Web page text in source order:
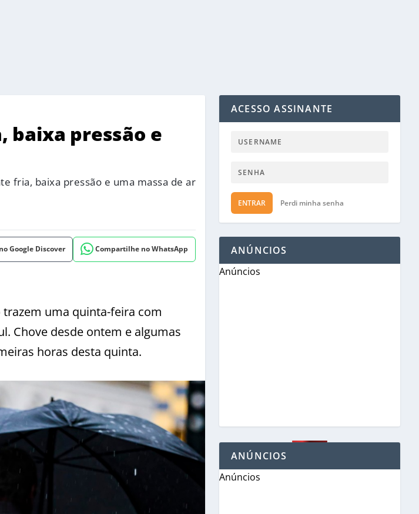
baixa pressão e
fria, baixa pressão e uma massa de ar
Google Discover Compartilhe no WhatsApp
uma quinta-feira com
Chove desde ontem e algumas
horas desta quinta.
ACESSO ASSINANTE
ENTRAR Perdi minha senha
ANÚNCIOS
Anúncios
ANÚNCIOS
Anúncios